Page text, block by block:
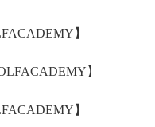
】
】
】